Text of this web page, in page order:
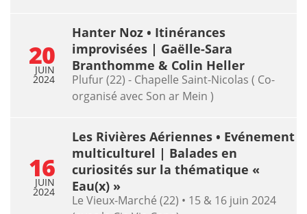
20
JUIN
2024
Hanter Noz • Itinérances
improvisées | Gaëlle-Sara
Branthomme & Colin Heller
Plufur (22) - Chapelle Saint-Nicolas ( Co-
organisé avec Son ar Mein )
16
JUIN
2024
Les Rivières Aériennes • Evénement
multiculturel | Balades en
curiosités sur la thématique «
Eau(x) »
Le Vieux-Marché (22) • 15 & 16 juin 2024